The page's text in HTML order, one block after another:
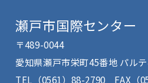
瀬戸市国際センター
〒489-0044
愛知県瀬戸市栄町45番地 パル
TEL （0561）88-2790 FAX（